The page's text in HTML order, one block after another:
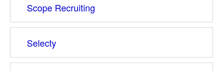
Scope Recruiting
Selecty